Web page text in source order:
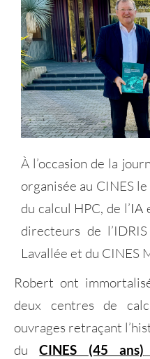
À l’occasion de la
organisée au CINES
du calcul HPC, de l’IA
directeurs de
Lavallée et du CINES
Robert ont
deux centres de
ouvrages retraçant
duCINES (45 ans)